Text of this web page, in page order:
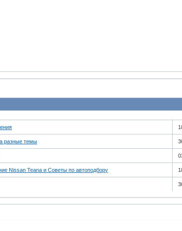
разные темы
Nissan Teana и Советы по автоподбору